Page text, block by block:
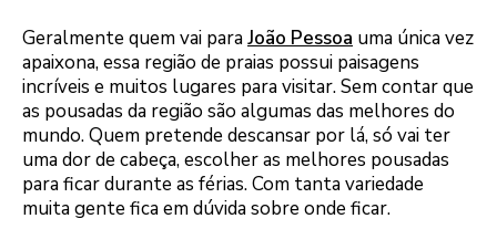
Geralmente quem vai paraJoão Pessoa uma única vez
apaixona, essa região de praias possui paisagens
incríveis e muitos lugares para visitar. Sem contar que
as pousadas da região são algumas das melhores do
mundo. Quem pretende descansar por lá, só vai ter
uma dor de cabeça, escolher as melhores pousadas
para ficar durante as férias. Com tanta variedade
muita gente fica em dúvida sobre onde ficar.